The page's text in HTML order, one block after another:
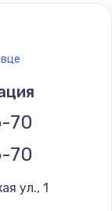
70
70
ул., 1